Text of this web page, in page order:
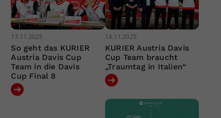
17.11.2025
So geht das KURIER
Austria Davis Cup
Team in die Davis
Cup Final 8
14.11.2025
KURIER Austria Davis
Cup Team braucht
„Traumtag in Italien“